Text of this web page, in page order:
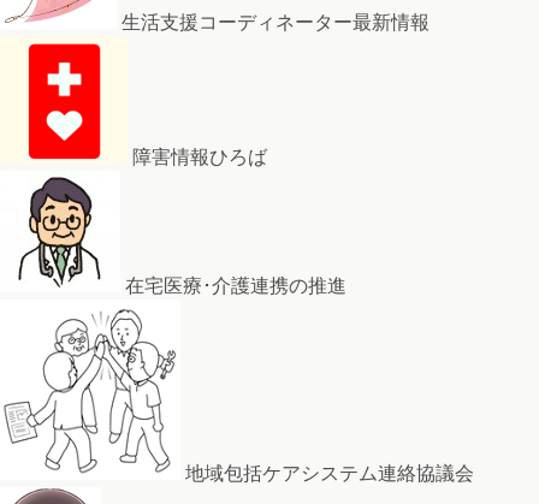
生活支援コーディネーター最新情報
障害情報ひろば
在宅医療･介護連携の推進
地域包括ケアシステム連絡協議会